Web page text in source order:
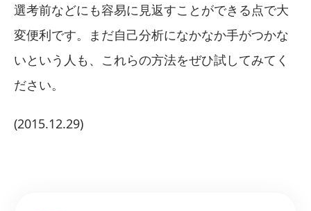
選考前などにも容易に見返すことができる点で大
変便利です。まだ自己分析になかなか手がつかな
いという人も、これらの方法をぜひ試してみてく
ださい。
(2015.12.29)